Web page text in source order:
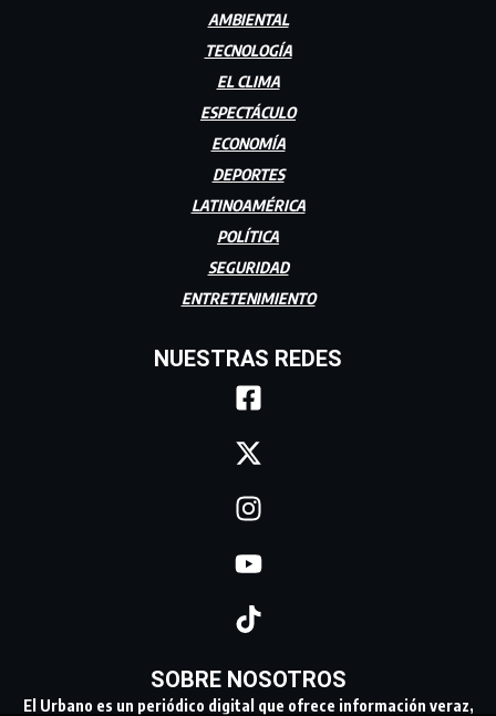
AMBIENTAL
TECNOLOGÍA
EL CLIMA
ESPECTÁCULO
ECONOMÍA
DEPORTES
LATINOAMÉRICA
POLÍTICA
SEGURIDAD
ENTRETENIMIENTO
NUESTRAS REDES
SOBRE NOSOTROS
El Urbano es un periódico digital que ofrece información veraz,